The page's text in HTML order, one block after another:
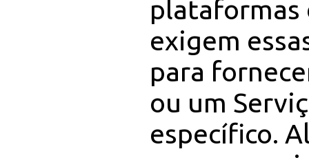
exigem
para
ou um
específico.